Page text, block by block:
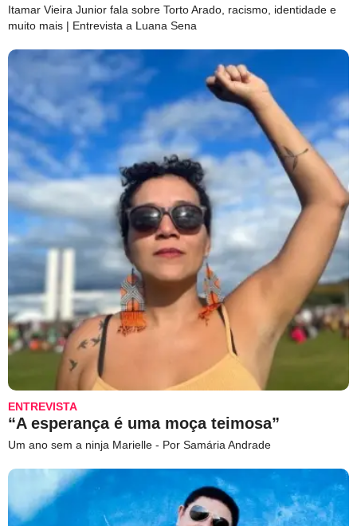
Itamar Vieira Junior fala sobre Torto Arado, racismo, identidade e
muito mais | Entrevista a Luana Sena
ENTREVISTA
“A esperança é uma moça teimosa”
Um ano sem a ninja Marielle - Por Samária Andrade